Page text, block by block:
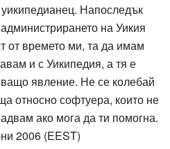
Напоследък
на Уикия
от времето ми, та да имам
и с Уикипедия, а тя е
явление. Не се колебай
относно софтуера, които не
ако мога да ти помогна.
2006 (EEST)